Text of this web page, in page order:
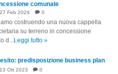
comunale
27 Feb 2024 0
costruendo una nuova cappella
su terreno in concessione
d...Leggi tutto »
predisposizione business plan
13 Ott 2023 0